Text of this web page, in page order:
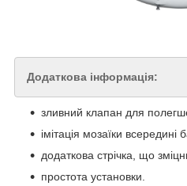
Додаткова інформація:
зливний клапан для
імітація мозаїки всередині
додаткова стрічка, що
простота установки.